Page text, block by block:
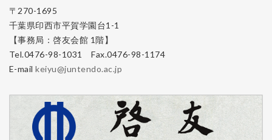
〒270-1695
千葉県印西市平賀学園台1-1
【事務局：啓友会館 1階】
Tel.0476-98-1031 Fax.0476-98-1174
E-mailkeiyu@juntendo.ac.jp